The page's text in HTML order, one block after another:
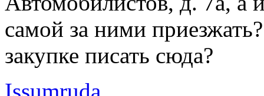
самой за ними
закупке писать сюда?